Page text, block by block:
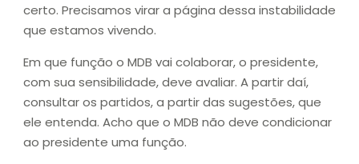
certo. Precisamos virar a página dessa instabilidade
que estamos vivendo.
Em que função o MDB vai colaborar, o presidente,
com sua sensibilidade, deve avaliar. A partir daí,
consultar os partidos, a partir das sugestões, que
ele entenda. Acho que o MDB não deve condicionar
ao presidente uma função.